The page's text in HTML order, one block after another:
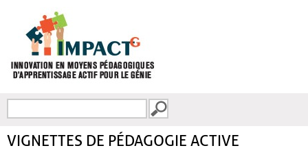
FORMULAIRE DE
VIGNETTES DE PÉDAGOGIE ACTIVE